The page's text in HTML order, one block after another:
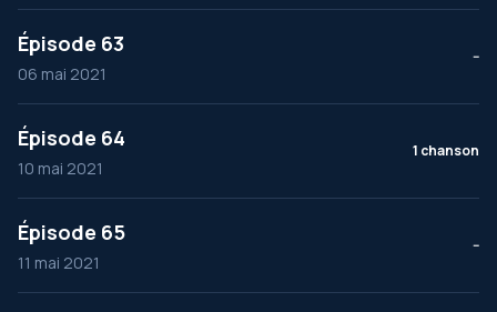
Épisode 63
06 mai 2021
--
Épisode 64
10 mai 2021
1 chanson
Épisode 65
11 mai 2021
--